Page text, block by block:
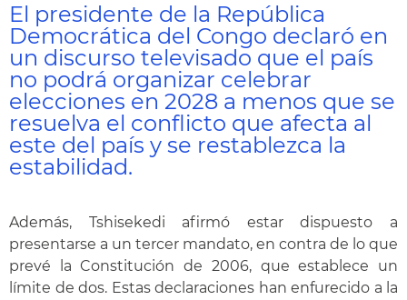
El presidente de la República
Democrática del Congo declaró en
un discurso televisado que el país
no podrá organizar celebrar
elecciones en 2028 a menos que se
resuelva el conflicto que afecta al
este del país y se restablezca la
estabilidad.
Además, Tshisekedi afirmó estar dispuesto a
presentarse a un tercer mandato, en contra de lo que
prevé la Constitución de 2006, que establece un
límite de dos. Estas declaraciones han enfurecido a la